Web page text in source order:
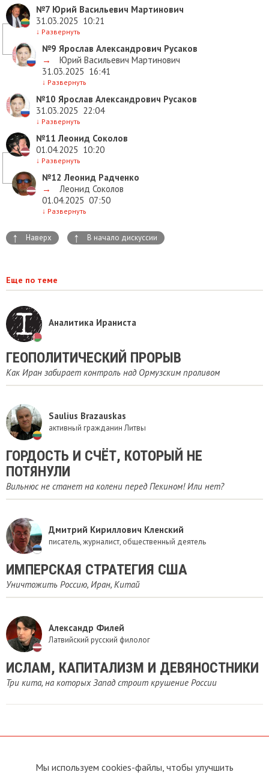
№7 Юрий Васильевич Мартинович
31.03.2025 10:21
↓ Развернуть
№9 Ярослав Александрович Русаков
→
Юрий Васильевич Мартинович
31.03.2025 16:41
↓ Развернуть
№10 Ярослав Александрович Русаков
31.03.2025 22:04
↓ Развернуть
№11 Леонид Соколов
01.04.2025 10:20
↓ Развернуть
№12 Леонид Радченко
→
Леонид Соколов
01.04.2025 07:50
↓ Развернуть
↑ Наверх ↑ В начало дискуссии
Еще по теме
Аналитика Ираниста
ГЕОПОЛИТИЧЕСКИЙ ПРОРЫВ
Как Иран забирает контроль над Ормузским проливом
Saulius Brazauskas
активный гражданин Литвы
ГОРДОСТЬ И СЧЁТ, КОТОРЫЙ НЕ
ПОТЯНУЛИ
Вильнюс не станет на колени перед Пекином! Или нет?
Дмитрий Кириллович Кленский
писатель, журналист, общественный деятель
ИМПЕРСКАЯ СТРАТЕГИЯ США
Уничтожить Россию, Иран, Китай
Александр Филей
Латвийский русский филолог
ИСЛАМ, КАПИТАЛИЗМ И ДЕВЯНОСТНИКИ
Три кита, на которых Запад строит крушение России
О сайте
Прямая связь с
Мы используем cookies-файлы, чтобы улучшить